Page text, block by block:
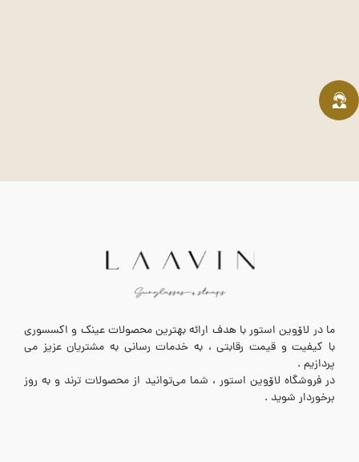
ما در لاۆوین استور با هدف ارائه بهترین محصولات عینک و اکسسوری
با کیفیت و قیمت رقابتی ، به خدمات رسانی به مشتریان عزیز می
پردازیم .
در فروشگاه لاۆوین استور ، شما می‌توانید از محصولات ترند و به روز
برخوردار شوید .